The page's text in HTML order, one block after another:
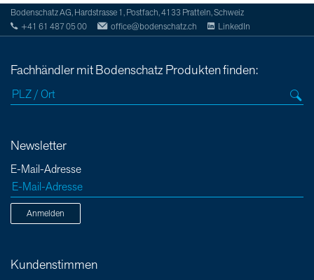
Bodenschatz AG, Hardstrasse 1, Postfach, 4133 Pratteln, Schweiz
+41 61 487 05 00
office@bodenschatz.ch LinkedIn
Fachhändler mit Bodenschatz Produkten finden:
Newsletter
E-Mail-Adresse
Anmelden
Kundenstimmen